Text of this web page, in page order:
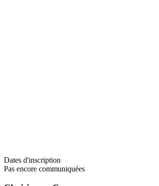
Dates d'inscription
Pas encore communiquées